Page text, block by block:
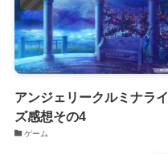
アンジェリークルミナライ
ズ感想その4
ゲーム